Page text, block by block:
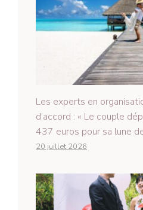
Les experts en
d’accord : « Le couple
437 euros pour sa lune
20 juillet 2026